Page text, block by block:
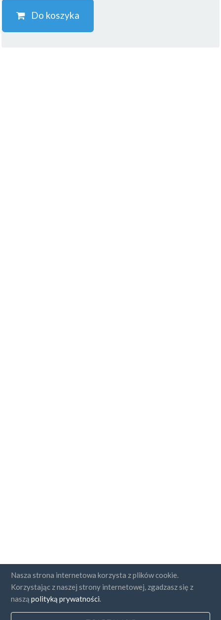
Do koszyka
Nasza strona internetowa korzysta z plików cookie.
Korzystając z naszej strony internetowej, zgadzasz się z
nasząpolityką prywatności